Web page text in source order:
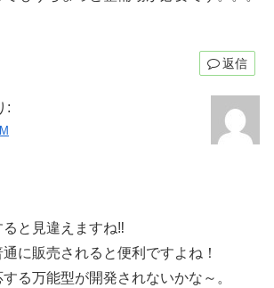
返信
:
と見違えますね‼
に販売されると便利ですよね！
る万能型が開発されないかな～。